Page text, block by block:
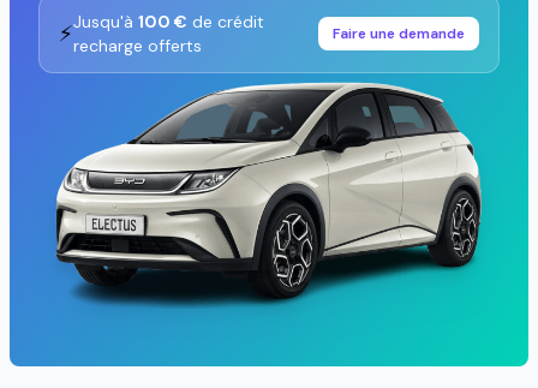
⚡Jusqu'à 100 € de crédit
recharge offerts
Faire une demande